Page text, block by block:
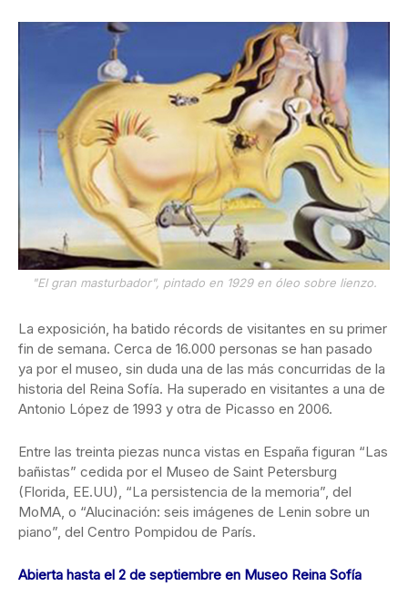
"El gran masturbador", pintado en 1929 en óleo sobre lienzo.
La exposición, ha batido récords de visitantes en su primer
fin de semana. Cerca de 16.000 personas se han pasado
ya por el museo, sin duda una de las más concurridas de la
historia del Reina Sofía. Ha superado en visitantes a una de
Antonio López de 1993 y otra de Picasso en 2006.
Entre las treinta piezas nunca vistas en España figuran “Las
bañistas” cedida por el Museo de Saint Petersburg
(Florida, EE.UU), “La persistencia de la memoria”, del
MoMA, o “Alucinación: seis imágenes de Lenin sobre un
piano”, del Centro Pompidou de París.
Abierta hasta el 2 de septiembre en Museo Reina Sofía